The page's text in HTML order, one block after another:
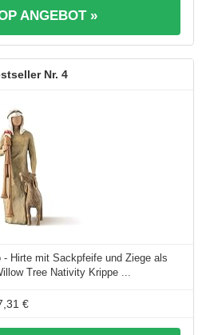
ANGEBOT »
4
- Hirte mit Sackpfeife und Ziege als
Tree Nativity Krippe ...
€